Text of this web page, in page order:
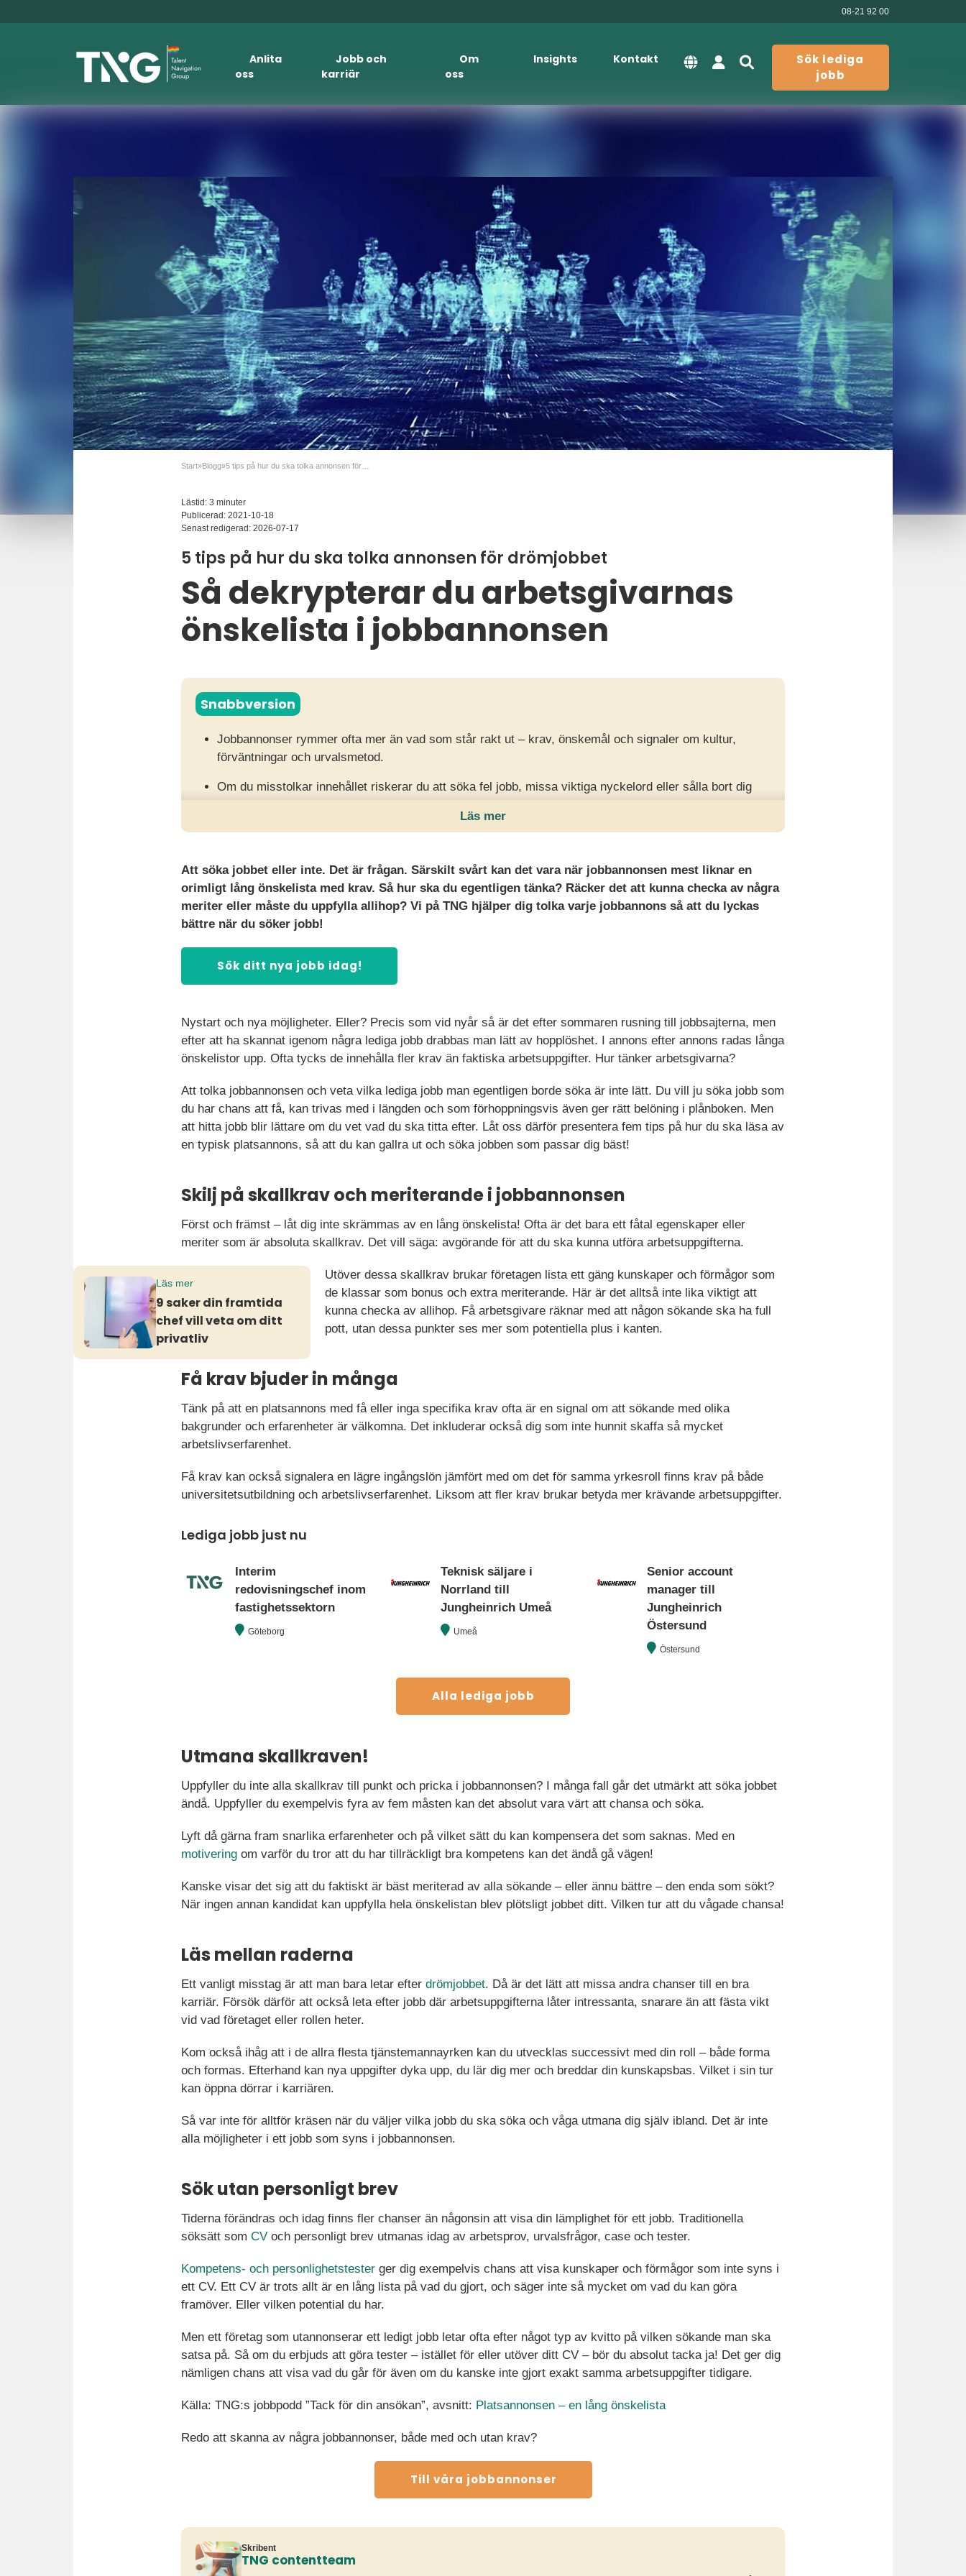
08-21 92 00
Anlita
oss
Jobb och
karriär
Om
oss
Insights Kontakt
Sök lediga
jobb
Start»Blogg»
Lästid: 3 minuter
Publicerad: 2021-10-18
Senast redigerad: 2026-07-17
5 tips på hur du ska tolka annonsen för drömjobbet
Så dekrypterar du arbetsgivarnas
önskelista i jobbannonsen
Snabbversion
Jobbannonser rymmer ofta mer än vad som står rakt ut – krav, önskemål och signaler om kultur,
förväntningar och urvalsmetod.
Om du misstolkar innehållet riskerar du att söka fel jobb, missa viktiga nyckelord eller sålla bort dig
Genom att läsa strukturerat, förstå vad som är krav respektive meriterande och tolka språket rätt kan
Läs mer
Att söka jobbet eller inte. Det är frågan. Särskilt svårt kan det vara när jobbannonsen mest liknar en
orimligt lång önskelista med krav. Så hur ska du egentligen tänka? Räcker det att kunna checka av några
meriter eller måste du uppfylla allihop? Vi på TNG hjälper dig tolka varje jobbannons så att du lyckas
bättre när du söker jobb!
Sök ditt nya jobb idag!
Nystart och nya möjligheter. Eller? Precis som vid nyår så är det efter sommaren rusning till jobbsajterna, men
efter att ha skannat igenom några lediga jobb drabbas man lätt av hopplöshet. I annons efter annons radas långa
önskelistor upp. Ofta tycks de innehålla fler krav än faktiska arbetsuppgifter. Hur tänker arbetsgivarna?
Att tolka jobbannonsen och veta vilka lediga jobb man egentligen borde söka är inte lätt. Du vill ju söka jobb som
du har chans att få, kan trivas med i längden och som förhoppningsvis även ger rätt belöning i plånboken. Men
att hitta jobb blir lättare om du vet vad du ska titta efter. Låt oss därför presentera fem tips på hur du ska läsa av
en typisk platsannons, så att du kan gallra ut och söka jobben som passar dig bäst!
Skilj på skallkrav och meriterande i jobbannonsen
Först och främst – låt dig inte skrämmas av en lång önskelista! Ofta är det bara ett fåtal egenskaper eller
meriter som är absoluta skallkrav. Det vill säga: avgörande för att du ska kunna utföra arbetsuppgifterna.
Läs mer
9 saker din framtida
chef vill veta om ditt
privatliv
Utöver dessa skallkrav brukar företagen lista ett gäng kunskaper och förmågor som
de klassar som bonus och extra meriterande. Här är det alltså inte lika viktigt att
kunna checka av allihop. Få arbetsgivare räknar med att någon sökande ska ha full
pott, utan dessa punkter ses mer som potentiella plus i kanten.
Få krav bjuder in många
Tänk på att en platsannons med få eller inga specifika krav ofta är en signal om att sökande med olika
bakgrunder och erfarenheter är välkomna. Det inkluderar också dig som inte hunnit skaffa så mycket
arbetslivserfarenhet.
Få krav kan också signalera en lägre ingångslön jämfört med om det för samma yrkesroll finns krav på både
universitetsutbildning och arbetslivserfarenhet. Liksom att fler krav brukar betyda mer krävande arbetsuppgifter.
Lediga jobb just nu
Interim
redovisningschef inom
fastighetssektorn
Göteborg
Teknisk säljare i
Norrland till
Jungheinrich Umeå
Umeå
Senior account
manager till
Jungheinrich
Östersund
Östersund
Alla lediga jobb
Utmana skallkraven!
Uppfyller du inte alla skallkrav till punkt och pricka i jobbannonsen? I många fall går det utmärkt att söka jobbet
ändå. Uppfyller du exempelvis fyra av fem måsten kan det absolut vara värt att chansa och söka.
Lyft då gärna fram snarlika erfarenheter och på vilket sätt du kan kompensera det som saknas. Med en
motivering om varför du tror att du har tillräckligt bra kompetens kan det ändå gå vägen!
Kanske visar det sig att du faktiskt är bäst meriterad av alla sökande – eller ännu bättre – den enda som sökt?
När ingen annan kandidat kan uppfylla hela önskelistan blev plötsligt jobbet ditt. Vilken tur att du vågade chansa!
Läs mellan raderna
Ett vanligt misstag är att man bara letar efter drömjobbet. Då är det lätt att missa andra chanser till en bra
karriär. Försök därför att också leta efter jobb där arbetsuppgifterna låter intressanta, snarare än att fästa vikt
vid vad företaget eller rollen heter.
Kom också ihåg att i de allra flesta tjänstemannayrken kan du utvecklas successivt med din roll – både forma
och formas. Efterhand kan nya uppgifter dyka upp, du lär dig mer och breddar din kunskapsbas. Vilket i sin tur
kan öppna dörrar i karriären.
Så var inte för alltför kräsen när du väljer vilka jobb du ska söka och våga utmana dig själv ibland. Det är inte
alla möjligheter i ett jobb som syns i jobbannonsen.
Sök utan personligt brev
Tiderna förändras och idag finns fler chanser än någonsin att visa din lämplighet för ett jobb. Traditionella
söksätt som CV och personligt brev utmanas idag av arbetsprov, urvalsfrågor, case och tester.
Kompetens- och personlighetstester ger dig exempelvis chans att visa kunskaper och förmågor som inte syns i
ett CV. Ett CV är trots allt är en lång lista på vad du gjort, och säger inte så mycket om vad du kan göra
framöver. Eller vilken potential du har.
Men ett företag som utannonserar ett ledigt jobb letar ofta efter något typ av kvitto på vilken sökande man ska
satsa på. Så om du erbjuds att göra tester – istället för eller utöver ditt CV – bör du absolut tacka ja! Det ger dig
nämligen chans att visa vad du går för även om du kanske inte gjort exakt samma arbetsuppgifter tidigare.
Källa: TNG:s jobbpodd ”Tack för din ansökan”, avsnitt: Platsannonsen – en lång önskelista
Redo att skanna av några jobbannonser, både med och utan krav?
Till våra jobbannonser
Skribent
TNG contentteam